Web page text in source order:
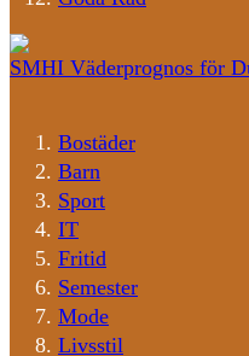
SMHI Väderprognos för
Bostäder
Barn
Sport
IT
Fritid
Semester
Mode
Livsstil